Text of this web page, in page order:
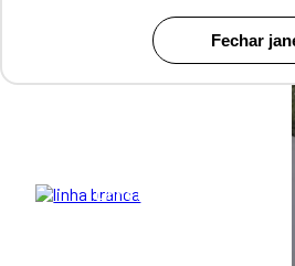
Fechar
especiais para acompanhar você em
e deixar seus pés aquecidos.